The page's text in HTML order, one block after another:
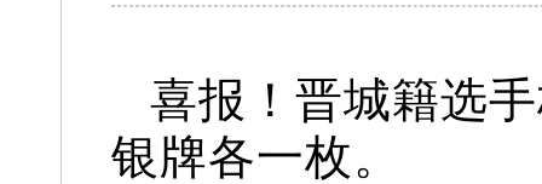
喜报！ 晋城籍选
银牌各一枚。